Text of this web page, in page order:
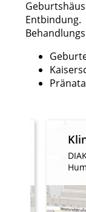
Entbindung.